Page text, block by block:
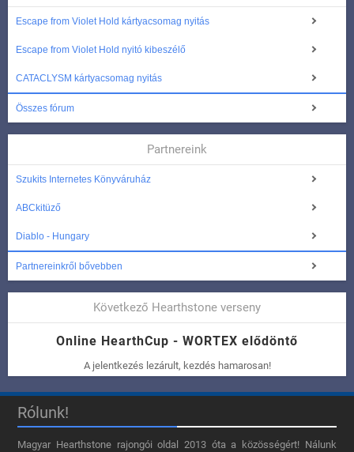
Escape from Violet Hold kártyacsomag nyitás
Escape from Violet Hold nyitó kibeszélő
CATACLYSM kártyacsomag nyitás
Összes fórum
Partnereink
Szukits Internetes Könyváruház
ABCkitüző
Diablo - Hungary
Partnereinkről bővebben
Következő Hearthstone verseny
Online HearthCup - WORTEX elődöntő
A jelentkezés lezárult, kezdés hamarosan!
Rólunk!
Magyar Hearthstone​ rajongói oldal 2013 óta a közösségért! Nálunk